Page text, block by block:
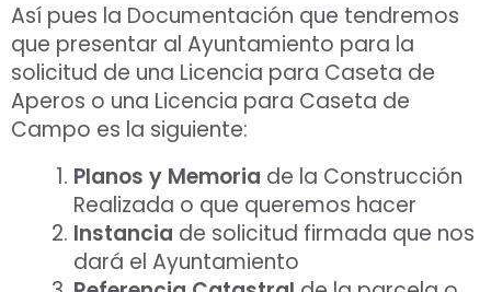
Así pues la Documentación que tendremos
que presentar al Ayuntamiento para la
solicitud de una Licencia para Caseta de
Aperos o una Licencia para Caseta de
Campo es la siguiente:
Planos y Memoria de la Construcción
Realizada o que queremos hacer
Instancia de solicitud firmada que nos
dará el Ayuntamiento